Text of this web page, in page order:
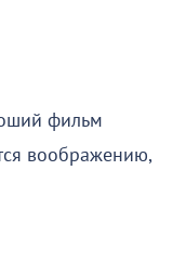
фильм
воображению,